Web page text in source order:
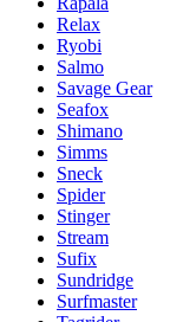
Relax
Ryobi
Salmo
Savage Gear
Seafox
Shimano
Simms
Sneck
Spider
Stinger
Stream
Sufix
Sundridge
Surfmaster